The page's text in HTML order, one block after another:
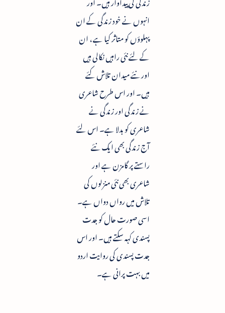
انہوں نے خود زندگی کے ان
پہلوؤں کو متاثر کیا ہے ، ان
کے لئے نئی راہیں نکالی ہیں
اور نئے میدان تلاش کئے
ہیں۔ اور اس طرح شاعری
نے زندگی اور زندگی نے
شاعری کو بدلا ہے۔ اس لئے
آج زندگی بھی ایک نئے
راستے پر گامزن ہے اور
شاعری بھی نئی منزلوں کی
تلاش میں رواں دواں ہے۔
اسی صورت حال کو جدت
پسندی کہہ سکتے ہیں۔ اور اس
جدت پسندی کی روایت اردو
میں بہت پرانی ہے۔